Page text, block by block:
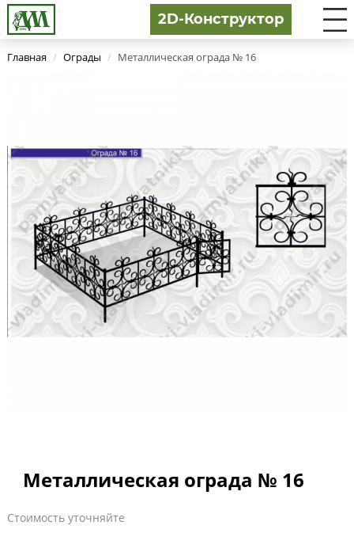
2D-Конструктор
Главная / Ограды / Металлическая ограда № 16
Металлическая ограда № 16
Стоимость уточняйте